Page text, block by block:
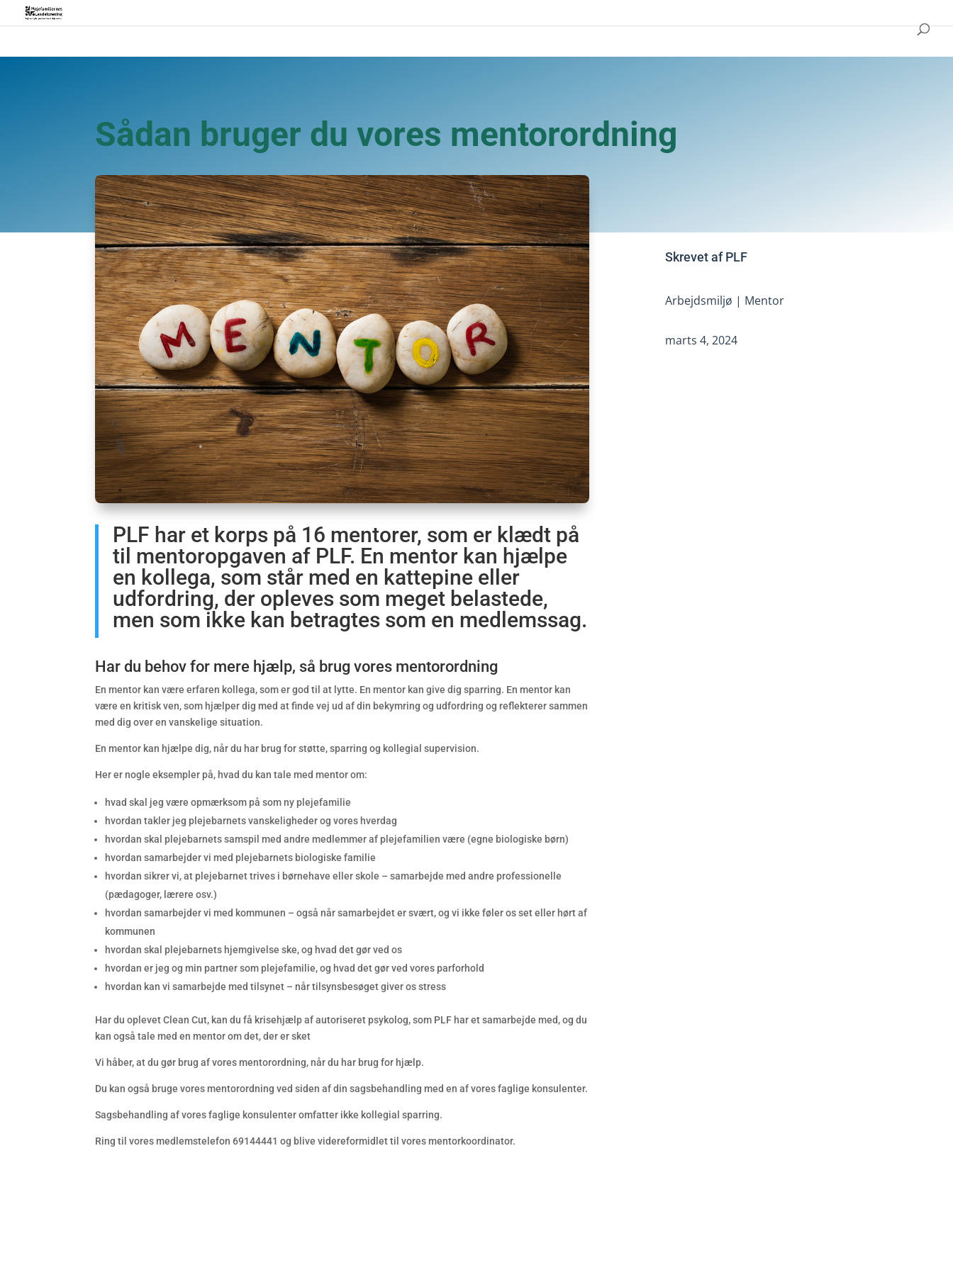
Sådan bruger du vores mentorordning
PLF har et korps på 16 mentorer, som er klædt på
til mentoropgaven af PLF. En mentor kan hjælpe
en kollega, som står med en kattepine eller
udfordring, der opleves som meget belastede,
men som ikke kan betragtes som en medlemssag.
Har du behov for mere hjælp, så brug vores mentorordning
En mentor kan være erfaren kollega, som er god til at lytte. En mentor kan give dig sparring. En mentor kan
være en kritisk ven, som hjælper dig med at finde vej ud af din bekymring og udfordring og reflekterer sammen
med dig over en vanskelige situation.
En mentor kan hjælpe dig, når du har brug for støtte, sparring og kollegial supervision.
Her er nogle eksempler på, hvad du kan tale med mentor om:
hvad skal jeg være opmærksom på som ny plejefamilie
hvordan takler jeg plejebarnets vanskeligheder og vores hverdag
hvordan skal plejebarnets samspil med andre medlemmer af plejefamilien være (egne biologiske børn)
hvordan samarbejder vi med plejebarnets biologiske familie
hvordan sikrer vi, at plejebarnet trives i børnehave eller skole – samarbejde med andre professionelle
(pædagoger, lærere osv.)
hvordan samarbejder vi med kommunen – også når samarbejdet er svært, og vi ikke føler os set eller hørt af
kommunen
hvordan skal plejebarnets hjemgivelse ske, og hvad det gør ved os
hvordan er jeg og min partner som plejefamilie, og hvad det gør ved vores parforhold
hvordan kan vi samarbejde med tilsynet – når tilsynsbesøget giver os stress
Har du oplevet Clean Cut, kan du få krisehjælp af autoriseret psykolog, som PLF har et samarbejde med, og du
kan også tale med en mentor om det, der er sket
Vi håber, at du gør brug af vores mentorordning, når du har brug for hjælp.
Du kan også bruge vores mentorordning ved siden af din sagsbehandling med en af vores faglige konsulenter.
Sagsbehandling af vores faglige konsulenter omfatter ikke kollegial sparring.
Ring til vores medlemstelefon 69144441 og blive videreformidlet til vores mentorkoordinator.
Skrevet afPLF
Arbejdsmiljø | Mentor
marts 4, 2024